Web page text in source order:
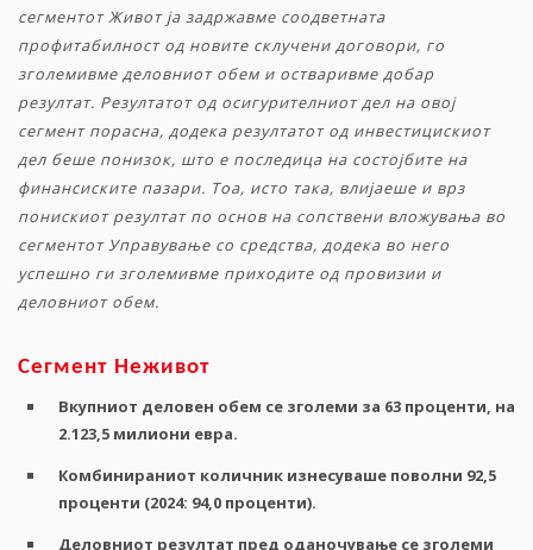
сегментот Живот ја задржавме соодветната
профитабилност од новите склучени договори, го
зголемивме деловниот обем и остваривме добар
резултат. Резултатот од осигурителниот дел на овој
сегмент порасна, додека резултатот од инвестицискиот
дел беше понизок, што е последица на состојбите на
финансиските пазари. Тоа, исто така, влијаеше и врз
понискиот резултат по основ на сопствени вложувања во
сегментот Управување со средства, додека во него
успешно ги зголемивме приходите од провизии и
деловниот обем.
Сегмент Неживот
Вкупниот деловен обем се зголеми за 63 проценти, на
2.123,5 милиони евра.
Комбинираниот количник изнесуваше поволни 92,5
проценти (2024: 94,0 проценти).
Деловниот резултат пред оданочување се зголеми